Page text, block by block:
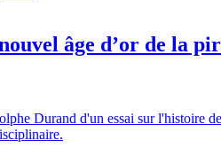
âge d’or de la
Durand d'un essai sur